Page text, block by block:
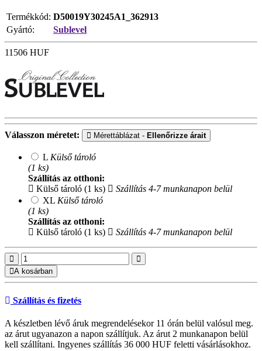
Termékkód: D50019Y30245A1_362913
Gyártó:
Sublevel
11506 HUF
Válasszon méretet: Mérettáblázat - Ellenőrizze árait
L Külső tároló
(1 ks)
Szállítás az otthoni:
Külső tároló (1 ks)
Szállítás 4-7 munkanapon belül
XL Külső tároló
(1 ks)
Szállítás az otthoni:
Külső tároló (1 ks)
Szállítás 4-7 munkanapon belül
A kosárban
Szállítás és fizetés
A készletben lévő áruk megrendelésekor 11 órán belül valósul meg.
az árut ugyanazon a napon szállítjuk. Az árut 2 munkanapon belül
kell szállítani. Ingyenes szállítás 36 000 HUF feletti vásárlásokhoz.